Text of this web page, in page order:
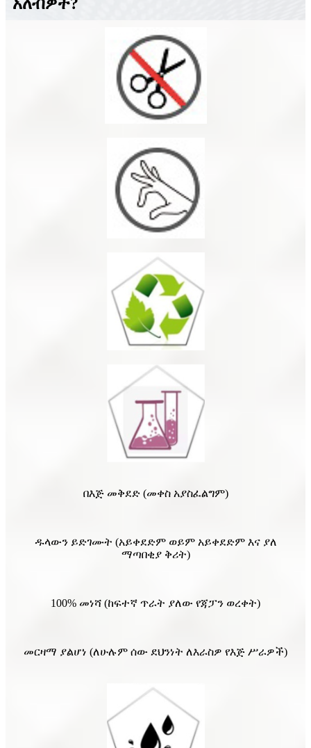
በእጅ መቅደድ (መቀስ አያስፈልግም)
ዱላውን ይድገሙት (አይቀደድም ወይም አይቀደድም እና ያለ
ማጣበቂያ ቅሪት)
100% መነሻ (ከፍተኛ ጥራት ያለው የጃፓን ወረቀት)
መርዛማ ያልሆነ (ለሁሉም ሰው ደህንነት ለእራስዎ የእጅ ሥራዎች)